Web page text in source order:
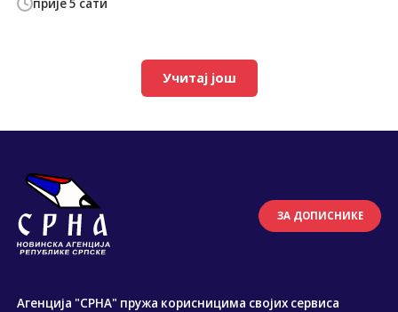
прије 5 сати
Учитај још
ЗА ДОПИСНИКЕ
Агенција "СРНА" пружа корисницима својих сервиса